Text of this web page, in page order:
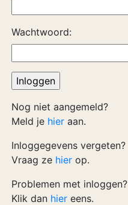
Wachtwoord:
Nog niet aangemeld?
Meld je hier aan.
Inloggegevens vergeten?
Vraag ze hier op.
Problemen met inloggen?
Klik dan hier eens.